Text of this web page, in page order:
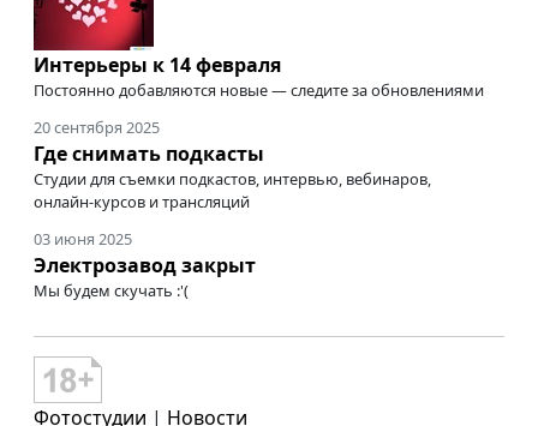
Интерьеры к 14 февраля
Постоянно добавляются новые — следите за обновлениями
20 сентября 2025
Где снимать подкасты
Студии для съемки подкастов, интервью, вебинаров,
онлайн-курсов и трансляций
03 июня 2025
Электрозавод закрыт
Мы будем скучать :'(
Фотостудии | Новости